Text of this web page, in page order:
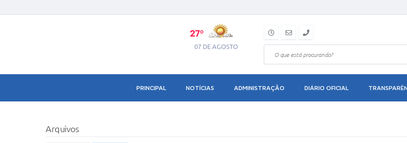
27º
07 DE AGOSTO
PRINCIPAL NOTÍCIAS ADMINISTRAÇÃO DIÁRIO OFICIAL
Arquivos